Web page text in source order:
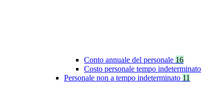
Conto annuale del personale 16
Costo personale tempo indeterminato
Personale non a tempo indeterminato 11